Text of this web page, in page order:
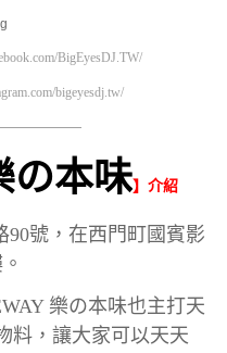
BigEyesDJ.TW/
bigeyesdj.tw/
の本味】介紹
90號，在西門町國賓影
樂の本味也主打天
料，讓大家可以天天